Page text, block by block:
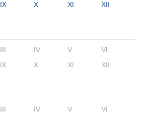
IX X XI XII
III IV V
VI
IX X XI XII
III IV V
VI